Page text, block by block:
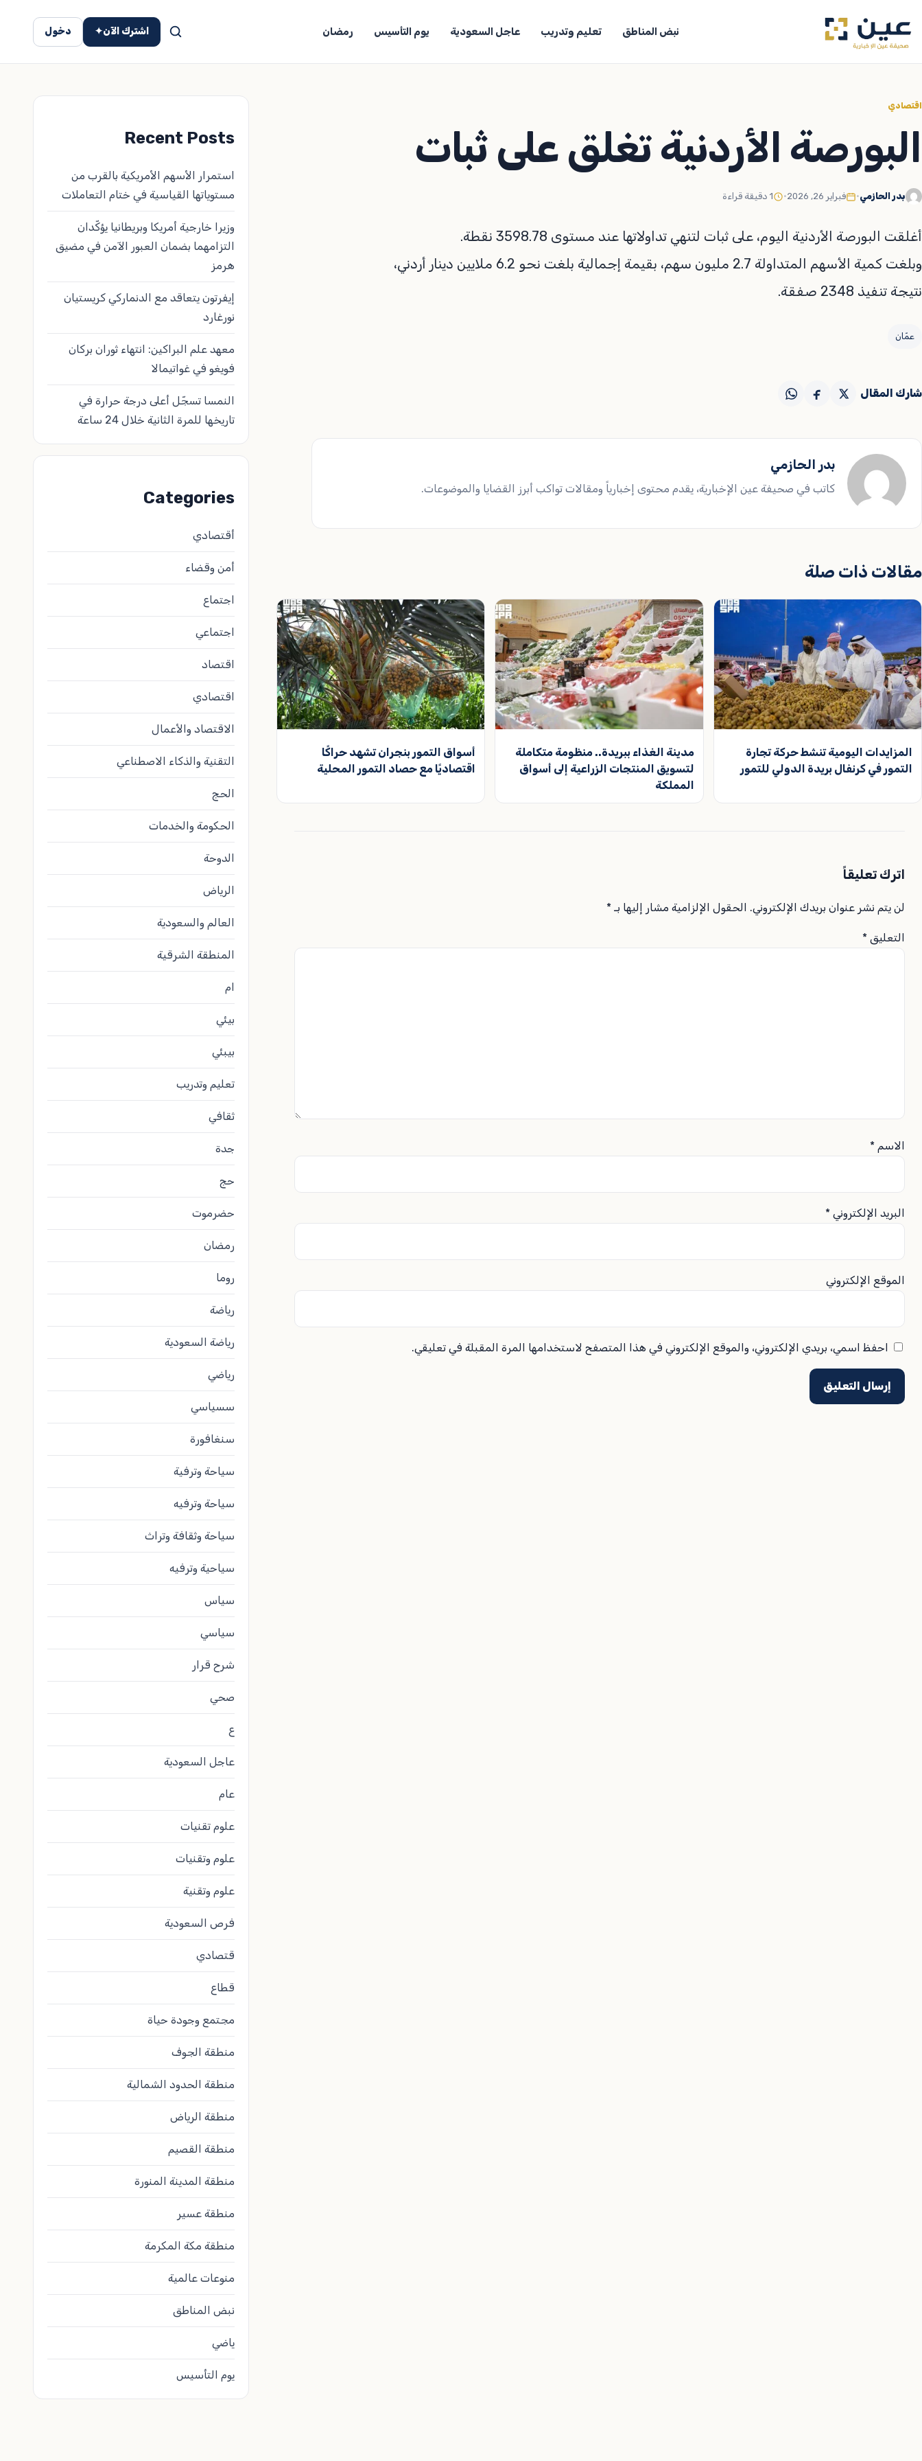
إلى
المحتوى
نبض المناطق تعليم وتدريب عاجل السعودية يوم التأسيس رمضان اشترك الآن✦ دخول
اقتصادي
البورصة الأردنية تغلق على ثبات
بدر الحازمي• فبراير 26, 2026 • 1 دقيقة قراءة
أغلقت البورصة الأردنية اليوم، على ثبات لتنهي تداولاتها عند مستوى 3598.78 نقطة.
وبلغت كمية الأسهم المتداولة 2.7 مليون سهم، بقيمة إجمالية بلغت نحو 6.2 ملايين دينار أردني،
نتيجة تنفيذ 2348 صفقة.
عمّان
شارك المقال
بدر الحازمي
كاتب في صحيفة عين الإخبارية، يقدم محتوى إخبارياً ومقالات تواكب أبرز القضايا والموضوعات.
مقالات ذات صلة
المزايدات اليومية تنشط حركة تجارة
التمور في كرنفال بريدة الدولي للتمور
مدينة الغذاء ببريدة.. منظومة متكاملة
لتسويق المنتجات الزراعية إلى أسواق
المملكة
أسواق التمور بنجران تشهد حراكًا
اقتصاديًا مع حصاد التمور المحلية
اترك تعليقاً
لن يتم نشر عنوان بريدك الإلكتروني. الحقول الإلزامية مشار إليها بـ*
التعليق*
الاسم*
البريد الإلكتروني*
الموقع الإلكتروني
احفظ اسمي، بريدي الإلكتروني، والموقع الإلكتروني في هذا المتصفح لاستخدامها المرة المقبلة في تعليقي.
Recent Posts
استمرار الأسهم الأمريكية بالقرب من
مستوياتها القياسية في ختام التعاملات
وزيرا خارجية أمريكا وبريطانيا يؤكّدان
التزامهما بضمان العبور الآمن في مضيق
هرمز
إيفرتون يتعاقد مع الدنماركي كريستيان
نورغارد
معهد علم البراكين: انتهاء ثوران بركان
فويغو في غواتيمالا
النمسا تسجّل أعلى درجة حرارة في
تاريخها للمرة الثانية خلال 24 ساعة
Categories
أقتصادي
أمن وقضاء
اجتماع
اجتماعي
اقتصاد
اقتصادي
الاقتصاد والأعمال
التقنية والذكاء الاصطناعي
الحج
الحكومة والخدمات
الدوحة
الرياض
العالم والسعودية
المنطقة الشرقية
ام
بيئي
بيبئي
تعليم وتدريب
ثقافي
جدة
حج
حضرموت
رمضان
روما
رياضة
رياضة السعودية
رياضي
سسياسي
سنغافورة
سياحة وترفية
سياحة وترفيه
سياحة وثقافة وتراث
سياحية وترفيه
سياس
سياسي
شرح قرار
صحي
ع
عاجل السعودية
عام
علوم تقنيات
علوم وتقنيات
علوم وتقنية
فرص السعودية
قتصادي
قطاع
مجتمع وجودة حياة
منطقة الجوف
منطقة الحدود الشمالية
منطقة الرياض
منطقة القصيم
منطقة المدينة المنورة
منطقة عسير
منطقة مكة المكرمة
منوعات عالمية
نبض المناطق
ياضي
يوم التأسيس